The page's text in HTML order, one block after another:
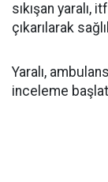
sıkışan
çıkarılarak
Yaralı,
inceleme